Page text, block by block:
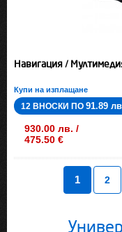
Навигация /
Купи на изплащане
12 ВНОСКИ ПО 91.89
930.00 лв. /
475.50 €
1 2